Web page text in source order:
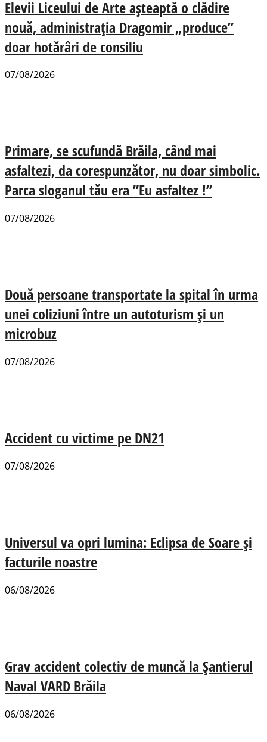
Elevii Liceului de Arte așteaptă o clădire
nouă, administrația Dragomir „produce”
doar hotărâri de consiliu
07/08/2026
Primare, se scufundă Brăila, când mai
asfaltezi, da corespunzător, nu doar simbolic.
Parca sloganul tău era ”Eu asfaltez !”
07/08/2026
Două persoane transportate la spital în urma
unei coliziuni între un autoturism și un
microbuz
07/08/2026
Accident cu victime pe DN21
07/08/2026
Universul va opri lumina: Eclipsa de Soare și
facturile noastre
06/08/2026
Grav accident colectiv de muncă la Șantierul
Naval VARD Brăila
06/08/2026